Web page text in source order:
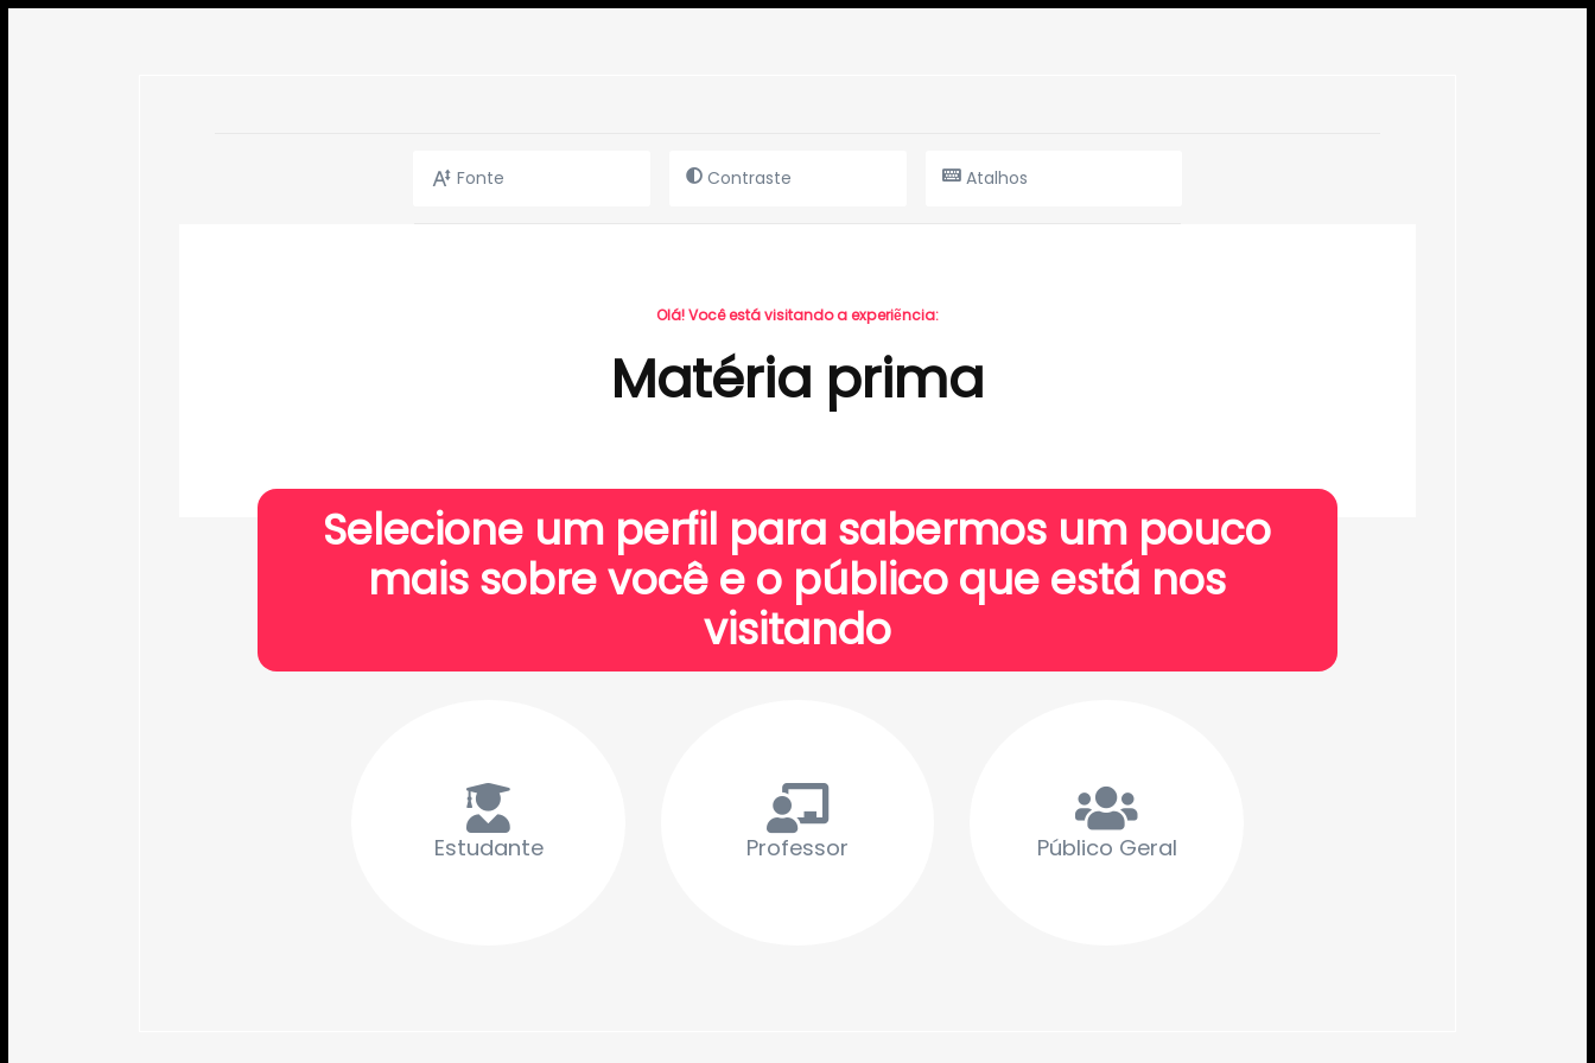
Fonte Contraste Atalhos
Olá! Você está visitando a experiẽncia:
Matéria prima
Selecione um perfil para sabermos um pouco
mais sobre você e o público que está nos
visitando
Estudante Professor Público Geral